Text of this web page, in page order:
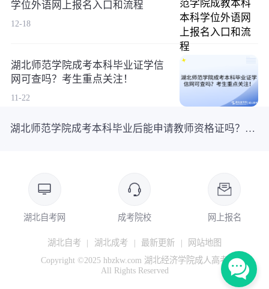
学位外语网上报名入口和流程
12-18
湖北师范学院成考本科毕业证学信
网可查吗？考生重点关注！
11-22
湖北师范学院成考本科毕业后能申请教师资格证吗？考生重点关注！
湖北自考网 成考院校 网上报名
湖北自考 | 湖北成考 | 最新更新 |
网站地图
Copyright ©2025 hbzkw.com 湖北经济学院成人高考
All Rights Reserved